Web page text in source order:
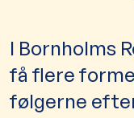
I Bornholms
få flere
følgerne